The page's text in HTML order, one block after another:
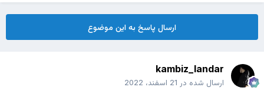
ارسال پاسخ به این موضوع
kambiz_landar
ارسال شده در 21 اسفند، 2022